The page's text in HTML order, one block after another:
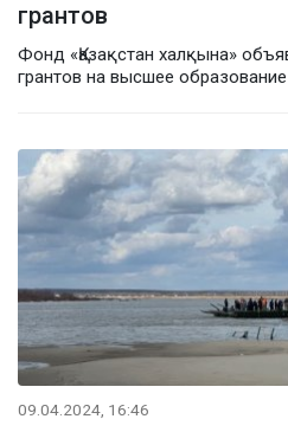
грантов
Фонд «Қазақстан халқына»
грантов на высшее образование
09.04.2024, 16:46